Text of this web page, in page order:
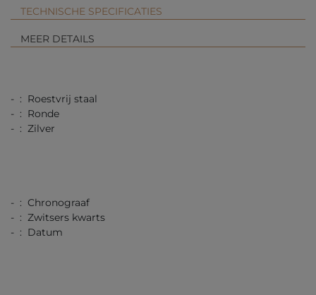
TECHNISCHE SPECIFICATIES
MEER DETAILS
- : Roestvrij staal
- : Ronde
- : Zilver
- : Chronograaf
- : Zwitsers kwarts
- : Datum